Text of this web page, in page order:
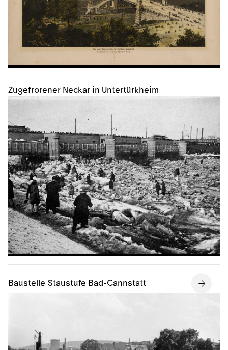
Zugefrorener Neckar in Untertürkheim
Baustelle Staustufe Bad-Cannstatt